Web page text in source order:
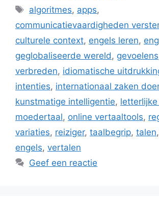
Tags
algoritmes, apps,
communicatievaardigheden
culturele context, engels leren,
geglobaliseerde wereld , gevoelens
verbreden, idiomatische
intenties, internationaal zaken
kunstmatige intelligentie,
moedertaal, online vertaaltools,
variaties, reiziger, taalbegrip, talen,
engels, vertalen
Geef een reactie